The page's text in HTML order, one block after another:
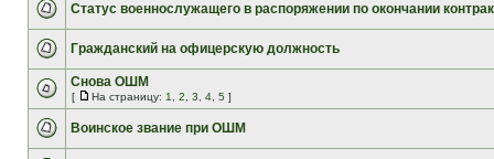
Статус военнослужащего в распоряжении по окончании
Гражданский на офицерскую должность
Снова ОШМ
[ На страницу: 1 2 3 4 5 ]
Воинское звание при ОШМ